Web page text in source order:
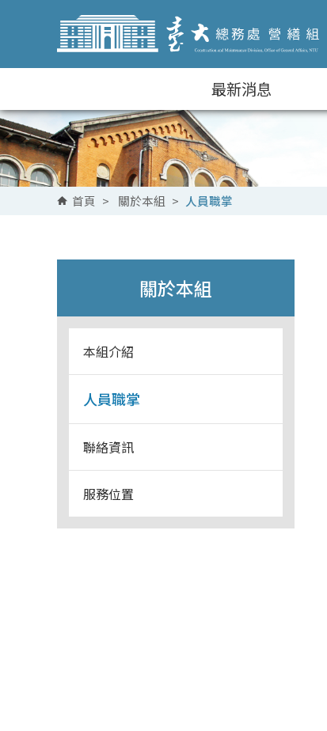
跳到主要內容區塊
最新消息
首頁 > 關於本組 > 人員職掌
關於本組
本組介紹
人員職掌
聯絡資訊
服務位置